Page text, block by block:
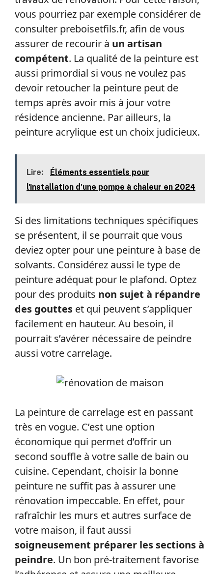
vous pourriez par exemple considérer de
consulter preboisetfils.fr, afin de vous
assurer de recourir à un artisan
compétent. La qualité de la peinture est
aussi primordial si vous ne voulez pas
devoir retoucher la peinture peut de
temps après avoir mis à jour votre
résidence ancienne. Par ailleurs, la
peinture acrylique est un choix judicieux.
Lire:
Éléments essentiels pour
l'installation d'une pompe à chaleur en 2024
Si des limitations techniques spécifiques
se présentent, il se pourrait que vous
deviez opter pour une peinture à base de
solvants. Considérez aussi le type de
peinture adéquat pour le plafond. Optez
pour des produits non sujet à répandre
des gouttes et qui peuvent s’appliquer
facilement en hauteur. Au besoin, il
pourrait s’avérer nécessaire de peindre
aussi votre carrelage.
La peinture de carrelage est en passant
très en vogue. C’est une option
économique qui permet d’offrir un
second souffle à votre salle de bain ou
cuisine. Cependant, choisir la bonne
peinture ne suffit pas à assurer une
rénovation impeccable. En effet, pour
rafraîchir les murs et autres surface de
votre maison, il faut aussi
soigneusement préparer les sections à
peindre. Un bon pré-traitement favorise